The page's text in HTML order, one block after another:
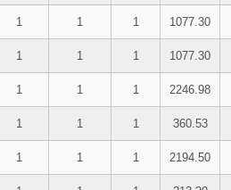
1 1 1 1077.30
1 1 1 1077.30
1 1 1 2246.98
1 1 1 360.53
1 1 1 2194.50